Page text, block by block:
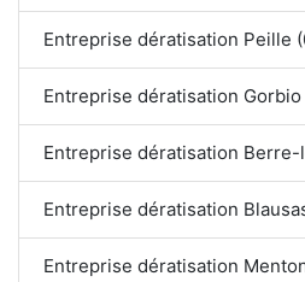
Entreprise dératisation Peille
Entreprise dératisation Gorbio
Entreprise dératisation
Entreprise dératisation
Entreprise dératisation